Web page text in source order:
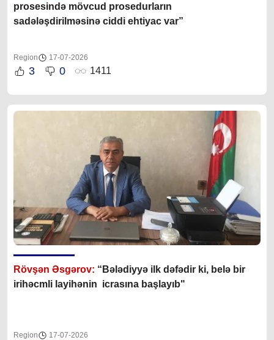
prosesində mövcud prosedurların
sadələşdirilməsinə ciddi ehtiyac var”
Region 17-07-2026
3 0 1411
Rövşən Əsgərov: “Bələdiyyə ilk dəfədir ki, belə bir
irihəcmli layihənin icrasına başlayıb"
Region 17-07-2026